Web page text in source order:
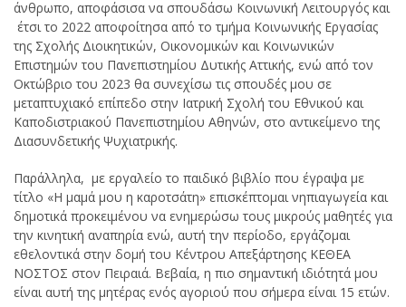
άνθρωπο, αποφάσισα να σπουδάσω Κοινωνική Λειτουργός και
έτσι το 2022 αποφοίτησα από το τμήμα Κοινωνικής Εργασίας
της Σχολής Διοικητικών, Οικονομικών και Κοινωνικών
Επιστημών του Πανεπιστημίου Δυτικής Αττικής, ενώ από τον
Οκτώβριο του 2023 θα συνεχίσω τις σπουδές μου σε
μεταπτυχιακό επίπεδο στην Ιατρική Σχολή του Εθνικού και
Καποδιστριακού Πανεπιστημίου Αθηνών, στο αντικείμενο της
Διασυνδετικής Ψυχιατρικής.
Παράλληλα, με εργαλείο το παιδικό βιβλίο που έγραψα με
τίτλο «Η μαμά μου η καροτσάτη» επισκέπτομαι νηπιαγωγεία και
δημοτικά προκειμένου να ενημερώσω τους μικρούς μαθητές για
την κινητική αναπηρία ενώ, αυτή την περίοδο, εργάζομαι
εθελοντικά στην δομή του Κέντρου Απεξάρτησης ΚΕΘΕΑ
ΝΟΣΤΟΣ στον Πειραιά. Βεβαία, η πιο σημαντική ιδιότητά μου
είναι αυτή της μητέρας ενός αγοριού που σήμερα είναι 15 ετών.